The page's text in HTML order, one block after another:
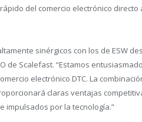
del comercio electrónico
sinérgicos con los de ESW
de Scalefast. “Estamos
electrónico DTC. La
claras ventajas
impulsados por la tecnología.”